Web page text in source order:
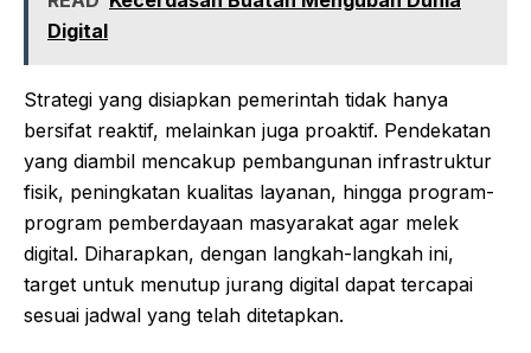
Digital
Strategi yang disiapkan pemerintah tidak hanya
bersifat reaktif, melainkan juga proaktif. Pendekatan
yang diambil mencakup pembangunan infrastruktur
fisik, peningkatan kualitas layanan, hingga program-
program pemberdayaan masyarakat agar melek
digital. Diharapkan, dengan langkah-langkah ini,
target untuk menutup jurang digital dapat tercapai
sesuai jadwal yang telah ditetapkan.